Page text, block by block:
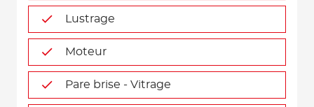
Lustrage
Moteur
Pare brise - Vitrage